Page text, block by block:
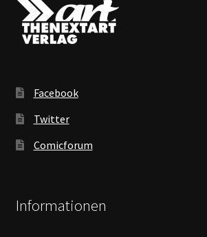
Facebook
Twitter
Comicforum
Informationen